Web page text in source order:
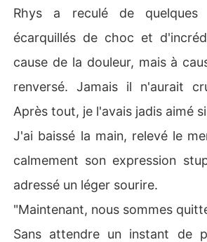
Rhys a reculé de
écarquillés de choc et
cause de la douleur, mais à
renversé. Jamais il n'aurait
Après tout, je l'avais jadis aimé
J'ai baissé la main, relevé le
calmement son expression
adressé un léger sourire.
"Maintenant, nous sommes
Sans attendre un instant de